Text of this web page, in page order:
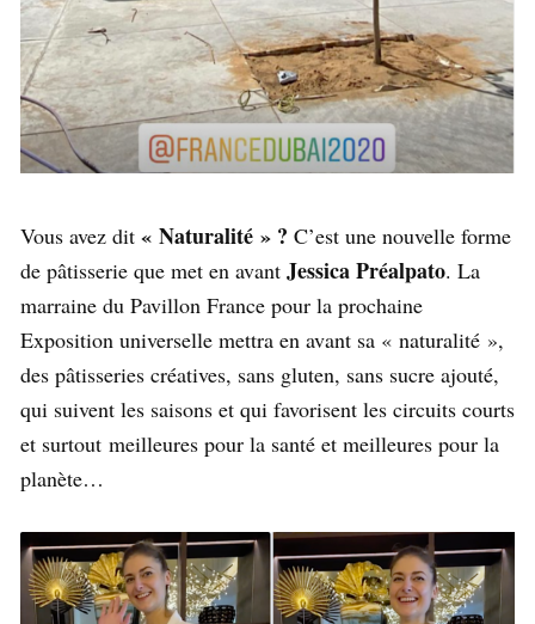
Vous avez dit « Naturalité » ? C’est une nouvelle forme
de pâtisserie que met en avant Jessica Préalpato. La
marraine du Pavillon France pour la prochaine
Exposition universelle mettra en avant sa « naturalité »,
des pâtisseries créatives, sans gluten, sans sucre ajouté,
qui suivent les saisons et qui favorisent les circuits courts
et surtout meilleures pour la santé et meilleures pour la
planète…